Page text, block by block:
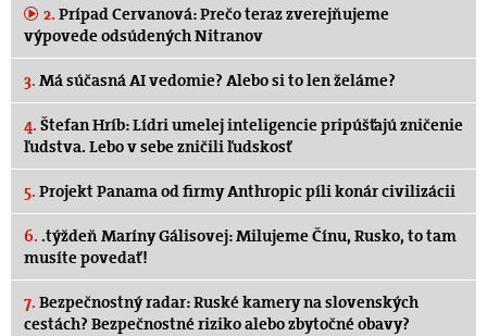
2. Prípad Cervanová: Prečo teraz zverejňujeme
výpovede odsúdených Nitranov
3. Má súčasná AI vedomie? Alebo si to len želáme?
4. Štefan Hríb: Lídri umelej inteligencie pripúšťajú zničenie
ľudstva. Lebo v sebe zničili ľudskosť
5. Projekt Panama od firmy Anthropic píli konár civilizácii
6. .týždeň Maríny Gálisovej: Milujeme Čínu, Rusko, to tam
musíte povedať!
7. Bezpečnostný radar: Ruské kamery na slovenských
cestách? Bezpečnostné riziko alebo zbytočné obavy?